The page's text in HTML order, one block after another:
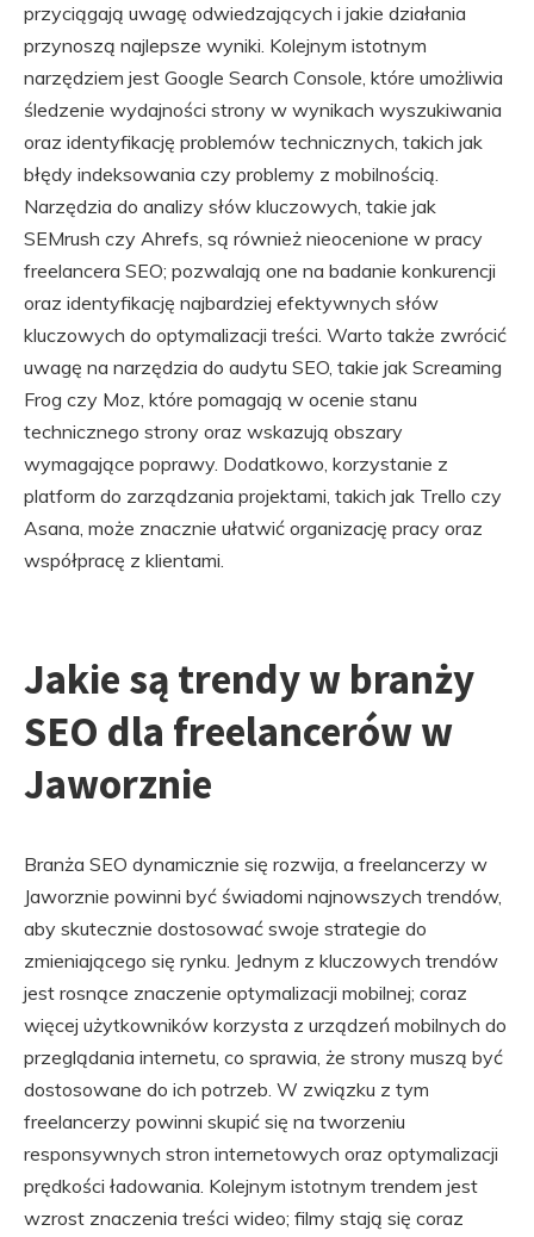
przyciągają uwagę odwiedzających i jakie działania
przynoszą najlepsze wyniki. Kolejnym istotnym
narzędziem jest Google Search Console, które umożliwia
śledzenie wydajności strony w wynikach wyszukiwania
oraz identyfikację problemów technicznych, takich jak
błędy indeksowania czy problemy z mobilnością.
Narzędzia do analizy słów kluczowych, takie jak
SEMrush czy Ahrefs, są również nieocenione w pracy
freelancera SEO; pozwalają one na badanie konkurencji
oraz identyfikację najbardziej efektywnych słów
kluczowych do optymalizacji treści. Warto także zwrócić
uwagę na narzędzia do audytu SEO, takie jak Screaming
Frog czy Moz, które pomagają w ocenie stanu
technicznego strony oraz wskazują obszary
wymagające poprawy. Dodatkowo, korzystanie z
platform do zarządzania projektami, takich jak Trello czy
Asana, może znacznie ułatwić organizację pracy oraz
współpracę z klientami.
Jakie są trendy w branży
SEO dla freelancerów w
Jaworznie
Branża SEO dynamicznie się rozwija, a freelancerzy w
Jaworznie powinni być świadomi najnowszych trendów,
aby skutecznie dostosować swoje strategie do
zmieniającego się rynku. Jednym z kluczowych trendów
jest rosnące znaczenie optymalizacji mobilnej; coraz
więcej użytkowników korzysta z urządzeń mobilnych do
przeglądania internetu, co sprawia, że strony muszą być
dostosowane do ich potrzeb. W związku z tym
freelancerzy powinni skupić się na tworzeniu
responsywnych stron internetowych oraz optymalizacji
prędkości ładowania. Kolejnym istotnym trendem jest
wzrost znaczenia treści wideo; filmy stają się coraz